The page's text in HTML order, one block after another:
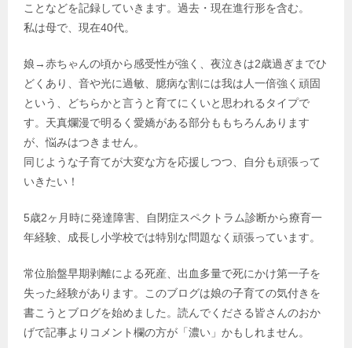
ことなどを記録していきます。過去・現在進行形を含む。
私は母で、現在40代。
娘→赤ちゃんの頃から感受性が強く、夜泣きは2歳過ぎまでひ
どくあり、音や光に過敏、臆病な割には我は人一倍強く頑固
という、どちらかと言うと育てにくいと思われるタイプで
す。天真爛漫で明るく愛嬌がある部分ももちろんあります
が、悩みはつきません。
同じような子育てが大変な方を応援しつつ、自分も頑張って
いきたい！
5歳2ヶ月時に発達障害、自閉症スペクトラム診断から療育一
年経験、成長し小学校では特別な問題なく頑張っています。
常位胎盤早期剥離による死産、出血多量で死にかけ第一子を
失った経験があります。このブログは娘の子育ての気付きを
書こうとブログを始めました。読んでくださる皆さんのおか
げで記事よりコメント欄の方が「濃い」かもしれません。